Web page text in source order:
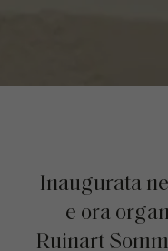
Inaugurata
e ora
Ruinart